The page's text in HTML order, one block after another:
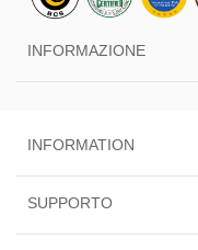
INFORMAZIONE
INFORMATION
SUPPORTO